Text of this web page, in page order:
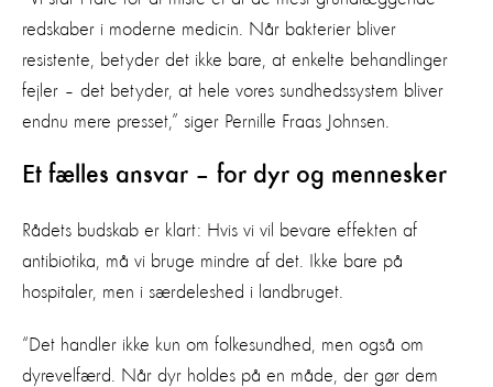
redskaber i moderne medicin. Når bakterier bliver
resistente, betyder det ikke bare, at enkelte behandlinger
fejler – det betyder, at hele vores sundhedssystem bliver
endnu mere presset,” siger Pernille Fraas Johnsen.
Et fælles ansvar – for dyr og mennesker
Rådets budskab er klart: Hvis vi vil bevare effekten af
antibiotika, må vi bruge mindre af det. Ikke bare på
hospitaler, men i særdeleshed i landbruget.
“Det handler ikke kun om folkesundhed, men også om
dyrevelfærd. Når dyr holdes på en måde, der gør dem